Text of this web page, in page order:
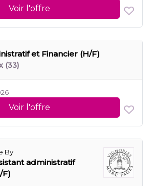
Voir l'offre
et Financier (H/F)
(33)
Voir l'offre
By
administratif
F)